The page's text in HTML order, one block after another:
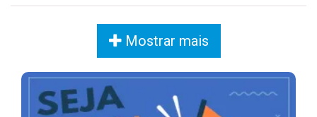
Mostrar mais